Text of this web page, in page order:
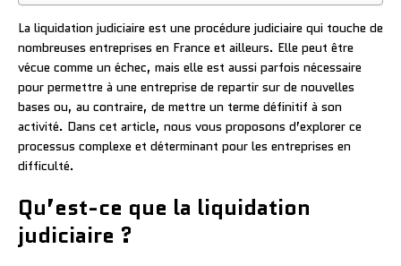
La liquidation judiciaire est une procédure judiciaire qui touche de
nombreuses entreprises en France et ailleurs. Elle peut être
vécue comme un échec, mais elle est aussi parfois nécessaire
pour permettre à une entreprise de repartir sur de nouvelles
bases ou, au contraire, de mettre un terme définitif à son
activité. Dans cet article, nous vous proposons d’explorer ce
processus complexe et déterminant pour les entreprises en
difficulté.
Qu’est-ce que la liquidation
judiciaire ?